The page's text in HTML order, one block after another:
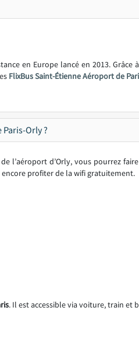
en Europe lancé en 2013. Grâce
FlixBus Saint-Étienne Aéroport de
Orly ?
l’aéroport d’Orly, vous pourrez
profiter de la wifi gratuitement.
. Il est accessible via voiture, train et